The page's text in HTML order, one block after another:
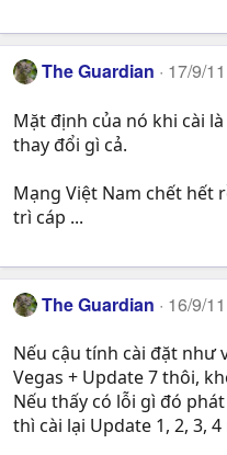
The Guardian 17/9/11
Mặt định của nó khi cài
thay đổi gì cả.
Mạng Việt Nam chết hết
trì cáp ...
The Guardian 16/9/11
Nếu cậu tính cài đặt như
Vegas + Update 7 thôi,
Nếu thấy có lỗi gì đó
thì cài lại Update 1, 2, 3,